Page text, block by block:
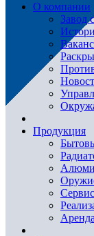
О компании
Завод
Продукция